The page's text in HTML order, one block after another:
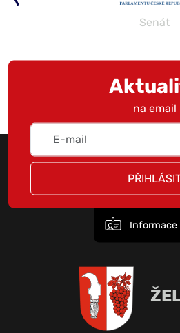
Senát
na email
Informace